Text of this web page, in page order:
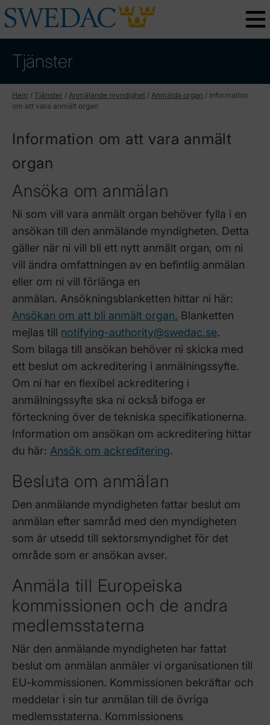
Tjänster
Hem / Tjänster / Anmälande myndighet / Anmälda organ / Information
om att vara anmält organ
Information om att vara anmält
organ
Ansöka om anmälan
Ni som vill vara anmält organ behöver fylla i en
ansökan till den anmälande myndigheten. Detta
gäller när ni vill bli ett nytt anmält organ, om ni
vill ändra omfattningen av en befintlig anmälan
eller om ni vill förlänga en
anmälan. Ansökningsblanketten hittar ni här:
Ansökan om att bli anmält organ. Blanketten
mejlas till notifying-authority@swedac.se.
Som bilaga till ansökan behöver ni skicka med
ett beslut om ackreditering i anmälningssyfte.
Om ni har en flexibel ackreditering i
anmälningssyfte ska ni också bifoga er
förteckning över de tekniska specifikationerna.
Information om ansökan om ackreditering hittar
du här: Ansök om ackreditering.
Besluta om anmälan
Den anmälande myndigheten fattar beslut om
anmälan efter samråd med den myndigheten
som är utsedd till sektorsmyndighet för det
område som er ansökan avser.
Anmäla till Europeiska
kommissionen och de andra
medlemsstaterna
När den anmälande myndigheten har fattat
beslut om anmälan anmäler vi organisationen till
EU-kommissionen. Kommissionen bekräftar och
meddelar i sin tur anmälan till de övriga
medlemsstaterna. Kommissionens